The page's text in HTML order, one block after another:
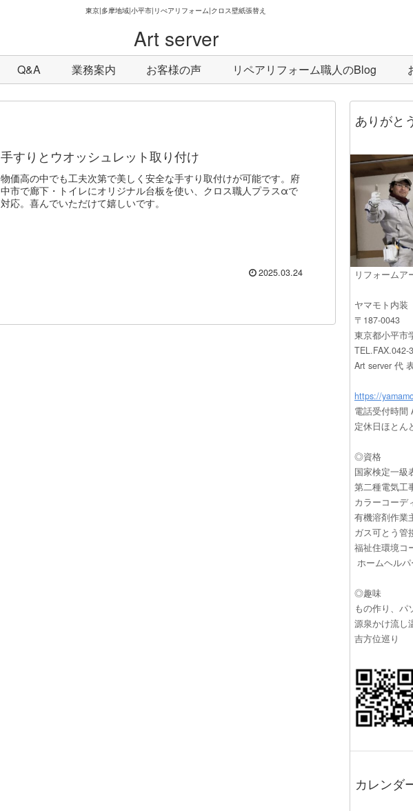
東京|多摩地域|小平市|リぺアリフォーム|クロス壁紙張替え
Art server
Q&A 業務案内 お客様の声 リペアリフォーム職人のBlog
手すりとウオッシュレット取り付け
物価高の中でも工夫次第で美しく安全な手すり取付けが可能です。府
中市で廊下・トイレにオリジナル台板を使い、クロス職人プラスαで
対応。喜んでいただけて嬉しいです。
2025.03.24
ありがと
リフォームア
ヤマモト内装
〒187-0043
東京都小平市
TEL.FAX.042-
Art server 代
https://
電話受付時間
定休日ほとん
◎資格
国家検定一級
第二種電気工
カラーコーデ
有機溶剤作業
ガス可とう管
福祉住環境コ
ホームヘルパ
◎趣味
もの作り、パ
源泉かけ流し
吉方位巡り
カレンダ